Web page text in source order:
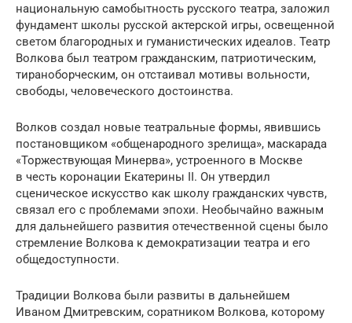
национальную самобытность русского театра, заложил
фундамент школы русской актерской игры, освещенной
светом благородных и гуманистических идеалов. Театр
Волкова был театром гражданским, патриотическим,
тираноборческим, он отстаивал мотивы вольности,
свободы, человеческого достоинства.
Волков создал новые театральные формы, явившись
постановщиком «общенародного зрелища», маскарада
«Торжествующая Минерва», устроенного в Москве
в честь коронации Екатерины II. Он утвердил
сценическое искусство как школу гражданских чувств,
связал его с проблемами эпохи. Необычайно важным
для дальнейшего развития отечественной сцены было
стремление Волкова к демократизации театра и его
общедоступности.
Традиции Волкова были развиты в дальнейшем
Иваном Дмитревским, соратником Волкова, которому